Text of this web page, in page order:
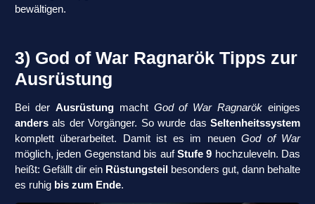
bewältigen.
3) God of War Ragnarök Tipps zur
Ausrüstung
Bei der Ausrüstungmacht God of War Ragnarök einiges
anders als der Vorgänger. So wurde das Seltenheitssystem
komplett überarbeitet. Damit ist es im neuenGod of War
möglich, jeden Gegenstand bis aufStufe 9 hochzuleveln. Das
heißt: Gefällt dir ein Rüstungsteil
besonders gut, dann behalte
es ruhig bis zum Ende.